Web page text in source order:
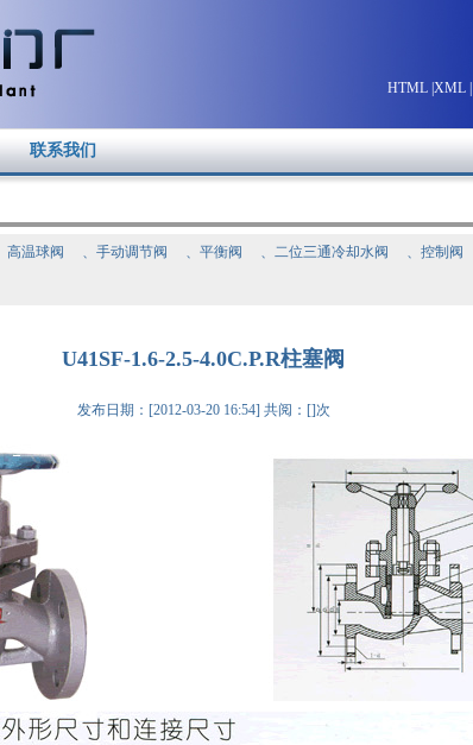
HTML| XML|
联系我们
高温球阀 、 手动调节阀 、 平衡阀 、 二位三通冷却水阀 、 控制阀
U41SF-1.6-2.5-4.0C.P.R柱塞阀
发布日期：[2012-03-20 16:54] 共阅：[]次